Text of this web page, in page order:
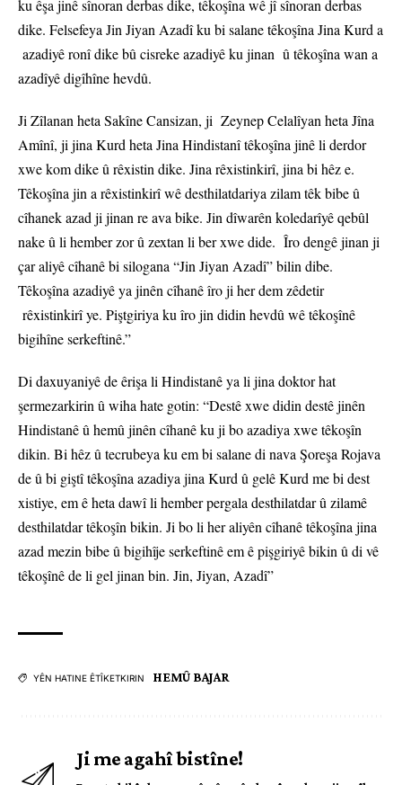
ku êşa jinê sînoran derbas dike, têkoşîna wê jî sînoran derbas
dike. Felsefeya Jin Jiyan Azadî ku bi salane têkoşîna Jina Kurd a
azadiyê ronî dike bû cisreke azadiyê ku jinan û têkoşîna wan a
azadîyê digîhîne hevdû.
Ji Zîlanan heta Sakîne Cansizan, ji Zeynep Celalîyan heta Jîna
Amînî, ji jina Kurd heta Jina Hindistanî têkoşîna jinê li derdor
xwe kom dike û rêxistin dike. Jina rêxistinkirî, jina bi hêz e.
Têkoşîna jin a rêxistinkirî wê desthilatdariya zilam têk bibe û
cîhanek azad ji jinan re ava bike. Jin dîwarên koledarîyê qebûl
nake û li hember zor û zextan li ber xwe dide. Îro dengê jinan ji
çar aliyê cîhanê bi silogana “Jin Jiyan Azadî” bilin dibe.
Têkoşîna azadiyê ya jinên cîhanê îro ji her dem zêdetir
rêxistinkirî ye. Piştgiriya ku îro jin didin hevdû wê têkoşînê
bigihîne serkeftinê.”
Di daxuyaniyê de êrişa li Hindistanê ya li jina doktor hat
şermezarkirin û wiha hate gotin: “Destê xwe didin destê jinên
Hindistanê û hemû jinên cîhanê ku ji bo azadiya xwe têkoşîn
dikin. Bi hêz û tecrubeya ku em bi salane di nava Şoreşa Rojava
de û bi giştî têkoşîna azadiya jina Kurd û gelê Kurd me bi dest
xistiye, em ê heta dawî li hember pergala desthilatdar û zilamê
desthilatdar têkoşîn bikin. Ji bo li her aliyên cîhanê têkoşîna jina
azad mezin bibe û bigihîje serkeftinê em ê pişgiriyê bikin û di vê
têkoşînê de li gel jinan bin. Jin, Jiyan, Azadî”
YÊN HATINE ÊTÎKETKIRIN HEMÛ BAJAR
Ji me agahî bistîne!